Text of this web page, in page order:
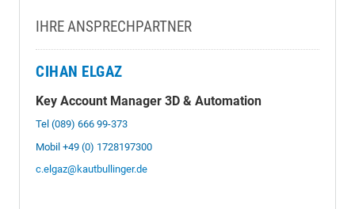
IHRE ANSPRECHPARTNER
CIHAN ELGAZ
Key Account Manager 3D & Automation
Tel (089) 666 99-373
Mobil +49 (0) 1728197300
c.elgaz@kautbullinger.de